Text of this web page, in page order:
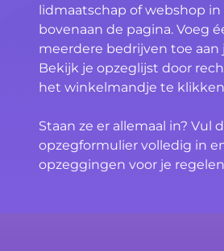
lidmaatschap of webshop
bovenaan de pagina. Voeg
meerdere bedrijven toe aan
Bekijk je opzeglijst door
het winkelmandje te
Staan ze er allemaal in? Vul
opzegformulier volledig in
opzeggingen voor je